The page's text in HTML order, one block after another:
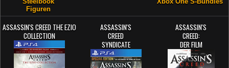
Figuren
ASSASSIN'S CREED THE EZIO
COLLECTION
ASSASSIN'S
CREED
SYNDICATE
ASSASSIN'S
CREED:
DER FILM